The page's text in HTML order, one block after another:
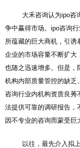
大禾咨询认为ipo咨
争中赢得市场。ipo咨询
所蕴藏的巨大商机，引诱
企业的市场容量不断扩大
也随之迅速增多。但是，
机构内部质量管控的缺乏
咨询行业内机构资质良
法提供可靠的调研报告，
因不专业的咨询而蒙受巨
以往，最先介入拟